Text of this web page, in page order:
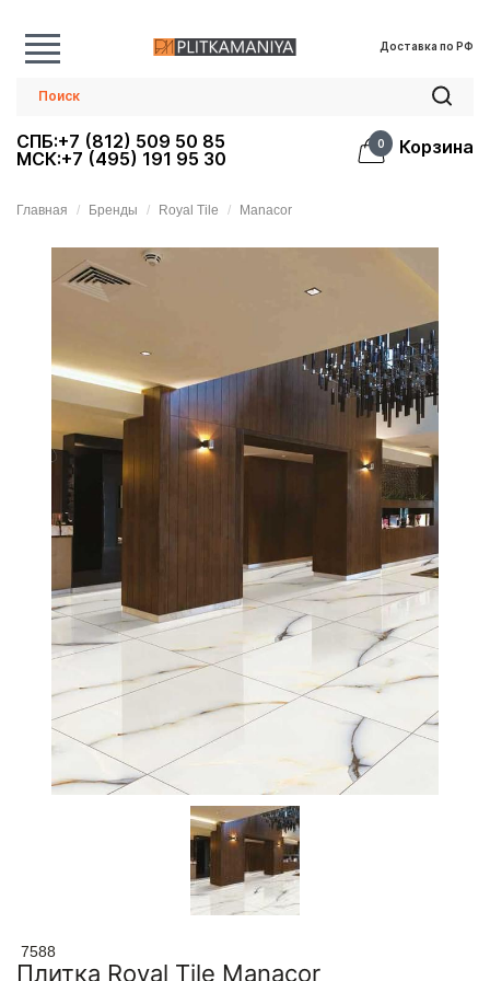
Доставка по РФ
СПБ:+7 (812) 509 50 85
МСК:+7 (495) 191 95 30
0 Корзина
Главная Бренды Royal Tile Manacor
7588
Плитка Royal Tile Manacor